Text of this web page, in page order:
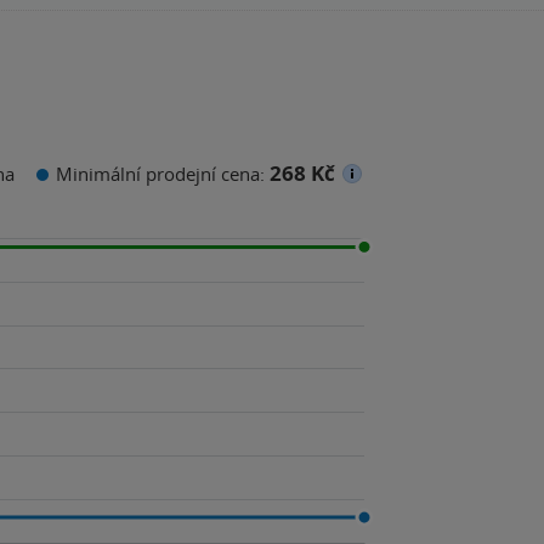
Minimální prodejní cena: 268 Kč